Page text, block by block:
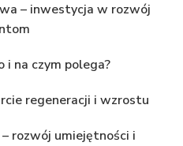
– inwestycja w rozwój
i na czym polega?
regeneracji i wzrostu
rozwój umiejętności i